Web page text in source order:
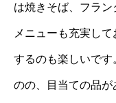
は焼きそば、フラ
メニューも充実し
するのも楽しいで
のの、目当ての品